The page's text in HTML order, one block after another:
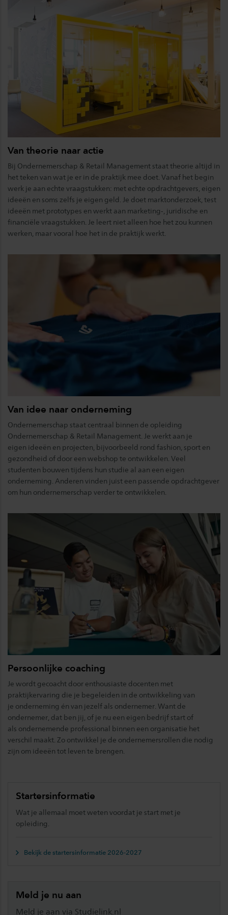
Van theorie naar actie
Bij Ondernemerschap & Retail Management staat theorie altijd in
het teken van wat je er in de praktijk mee doet. Vanaf het begin
werk je aan echte vraagstukken: met echte opdrachtgevers, eigen
ideeën en soms zelfs je eigen geld. Je doet marktonderzoek, test
ideeën met prototypes en werkt aan marketing-, juridische en
financiële vraagstukken. Je leert niet alleen hoe het zou kunnen
werken, maar vooral hoe het in de praktijk werkt.
Van idee naar onderneming
Ondernemerschap staat centraal binnen de opleiding
Ondernemerschap & Retail Management. Je werkt aan je
eigen ideeën en projecten, bijvoorbeeld rond fashion, sport en
gezondheid of door een webshop te ontwikkelen. Veel
studenten bouwen tijdens hun studie al aan een eigen
onderneming. Anderen vinden juist een passende opdrachtgever
om hun ondernemerschap verder te ontwikkelen.
Persoonlijke coaching
Je wordt gecoacht door enthousiaste docenten met
praktijkervaring die je begeleiden in de ontwikkeling van
je onderneming én van jezelf als ondernemer. Want de
ondernemer, dat ben jij, of je nu een eigen bedrijf start of
als ondernemende professional binnen een organisatie het
verschil maakt. Zo ontwikkel je de ondernemersrollen die nodig
zijn om ideeën tot leven te brengen.
Startersinformatie
Wat je allemaal moet weten voordat je start met je
opleiding.
Bekijk de startersinformatie 2026-2027
Meld je nu aan
Meld je aan via Studielink.nl